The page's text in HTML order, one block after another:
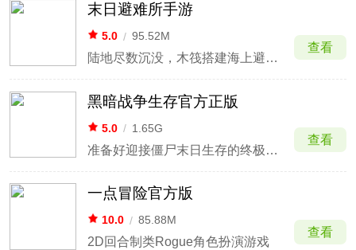
末日避难所手游
5.0 / 95.52M
陆地尽数沉没，木筏搭建海上避难所
查看
黑暗战争生存官方正版
5.0 / 1.65G
准备好迎接僵尸末日生存的终极考验吧
查看
一点冒险官方版
10.0 / 85.88M
2D回合制类Rogue角色扮演游戏
查看